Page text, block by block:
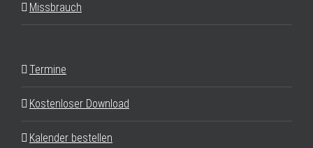
Missbrauch
Termine
Kostenloser Download
Kalender bestellen